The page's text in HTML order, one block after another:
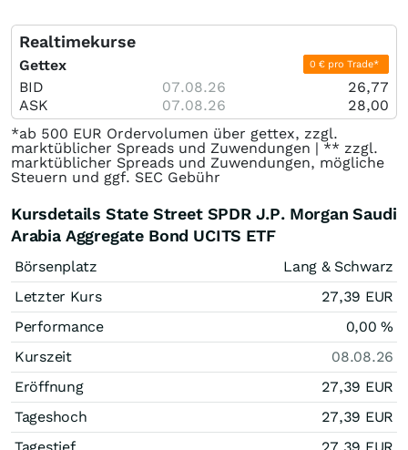
Realtimekurse
Gettex 0 € pro Trade*
BID 07.08.26
26,77
ASK
07.08.26
28,00
*ab 500 EUR Ordervolumen über gettex, zzgl.
marktüblicher Spreads und Zuwendungen | ** zzgl.
marktüblicher Spreads und Zuwendungen, mögliche
Steuern und ggf. SEC Gebühr
Kursdetails State Street SPDR J.P. Morgan Saudi
Arabia Aggregate Bond UCITS ETF
Börsenplatz
Lang & Schwarz
Letzter Kurs
27,39 EUR
Performance
0,00%
Kurszeit
08.08.26
Eröffnung
27,39 EUR
Tageshoch
27,39 EUR